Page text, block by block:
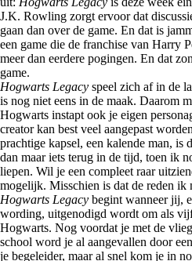
J.K. Rowling zorgt ervoor dat
gaan dan over de game. En dat is
een game die de franchise van Harry
meer dan eerdere pogingen. En dat
game.
Hogwarts Legacy speel zich af in de
is nog niet eens in de maak. Daarom
Hogwarts instapt ook je eigen
creator kan best veel aangepast
prachtige kapsel, een kalende man, is
dan maar iets terug in de tijd, toen ik
liepen. Wil je een compleet raar
mogelijk. Misschien is dat de reden ik
Hogwarts Legacy begint wanneer jij,
wording, uitgenodigd wordt om als
Hogwarts. Nog voordat je met de
school word je al aangevallen door
je begeleider, maar al snel kom je in